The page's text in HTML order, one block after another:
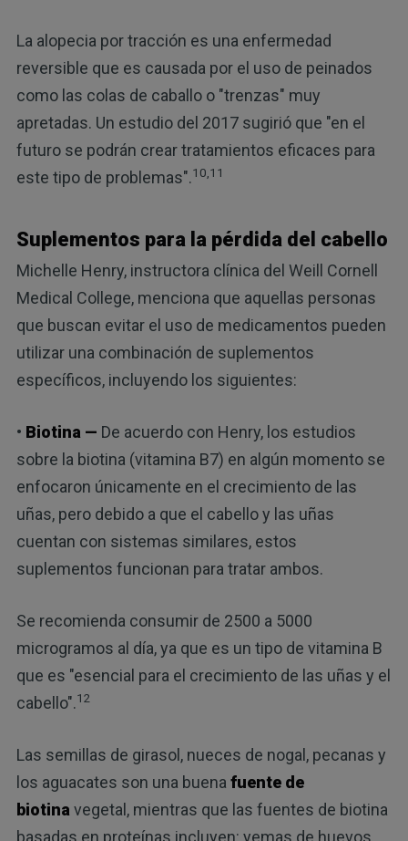
La alopecia por tracción es una enfermedad
reversible que es causada por el uso de peinados
como las colas de caballo o "trenzas" muy
apretadas. Un estudio del 2017 sugirió que "en el
futuro se podrán crear tratamientos eficaces para
este tipo de problemas".10,11
Suplementos para la pérdida del cabello
Michelle Henry, instructora clínica del Weill Cornell
Medical College, menciona que aquellas personas
que buscan evitar el uso de medicamentos pueden
utilizar una combinación de suplementos
específicos, incluyendo los siguientes:
• Biotina — De acuerdo con Henry, los estudios
sobre la biotina (vitamina B7) en algún momento se
enfocaron únicamente en el crecimiento de las
uñas, pero debido a que el cabello y las uñas
cuentan con sistemas similares, estos
suplementos funcionan para tratar ambos.
Se recomienda consumir de 2500 a 5000
microgramos al día, ya que es un tipo de vitamina B
que es "esencial para el crecimiento de las uñas y el
cabello".12
Las semillas de girasol, nueces de nogal, pecanas y
los aguacates son una buena fuente de
biotina vegetal, mientras que las fuentes de biotina
basadas en proteínas incluyen: yemas de huevos